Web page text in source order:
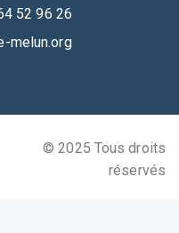
52 96 26
melun.org
© 2025 Tous droits
réservés